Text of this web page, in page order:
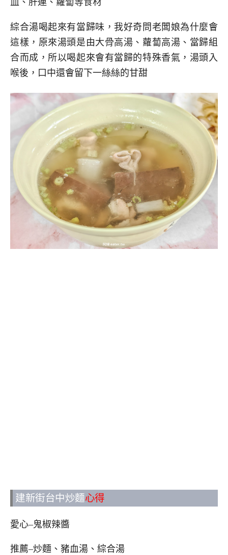
血、肝連、蘿蔔等食材
綜合湯喝起來有當歸味，我好奇問老闆娘為什麼會
這樣，原來湯頭是由大骨高湯、蘿蔔高湯、當歸組
合而成，所以喝起來會有當歸的特殊香氣，湯頭入
喉後，口中還會留下一絲絲的甘甜
建新街台中炒麵心得
愛心–鬼椒辣醬
推薦–炒麵、豬血湯、綜合湯